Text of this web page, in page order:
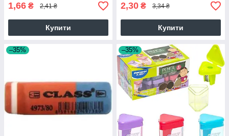
1,66 ₴ 2,41 ₴
Купити
2,30 ₴ 3,34 ₴
Купити
–35% –35%